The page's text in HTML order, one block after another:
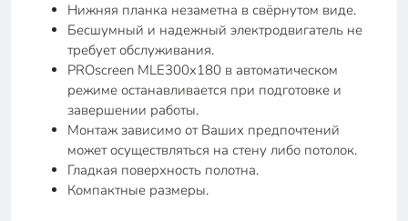
Нижняя планка незаметна в свёрнутом виде.
Бесшумный и надежный электродвигатель не
требует обслуживания.
PROscreen MLE300x180 в автоматическом
режиме останавливается при подготовке и
завершении работы.
Монтаж зависимо от Ваших предпочтений
может осуществляться на стену либо потолок.
Гладкая поверхность полотна.
Компактные размеры.